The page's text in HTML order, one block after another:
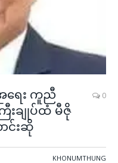
အရေး ကူညီ
းချုပ်ထံ မီဇို
င်းဆို
0
KHONUMTHUNG